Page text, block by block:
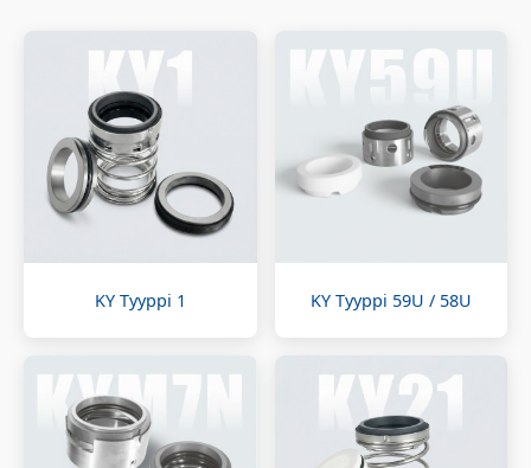
KY Tyyppi 1 KY Tyyppi 59U / 58U